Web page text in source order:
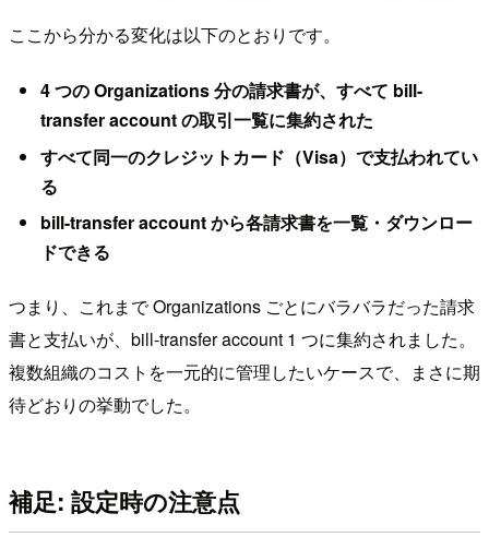
ここから分かる変化は以下のとおりです。
4 つの Organizations 分の請求書が、すべて bill-
transfer account の取引一覧に集約された
すべて同一のクレジットカード（Visa）で支払われてい
る
bill-transfer account から各請求書を一覧・ダウンロー
ドできる
つまり、これまで Organizations ごとにバラバラだった請求
書と支払いが、bill-transfer account 1 つに集約されました。
複数組織のコストを一元的に管理したいケースで、まさに期
待どおりの挙動でした。
補足: 設定時の注意点